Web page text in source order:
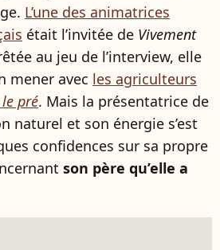
L’une des animatrices
était l’invitée de Vivement
au jeu de l’interview, elle
mener avec les agriculteurs
le pré. Mais la présentatrice de
naturel et son énergie s’est
confidences sur sa propre
son père qu’elle a